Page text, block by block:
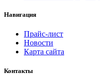
Навигация
Прайс-лист
Новости
Карта сайта
Контакты